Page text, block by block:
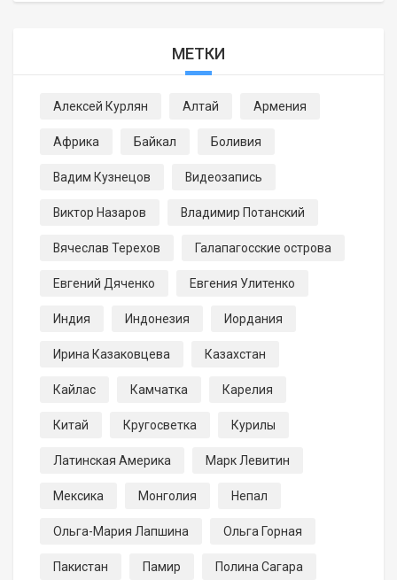
МЕТКИ
Алексей Курлян Алтай Армения
Африка Байкал Боливия
Вадим Кузнецов Видеозапись
Виктор Назаров Владимир Потанский
Вячеслав Терехов Галапагосские острова
Евгений Дяченко Евгения Улитенко
Индия Индонезия Иордания
Ирина Казаковцева Казахстан
Кайлас Камчатка Карелия
Китай Кругосветка Курилы
Латинская Америка Марк Левитин
Мексика Монголия Непал
Ольга-Мария Лапшина Ольга Горная
Пакистан Памир Полина Сагара